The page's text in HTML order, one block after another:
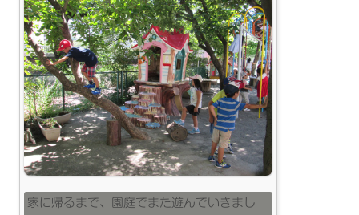
家に帰るまで、園庭でまた遊んでいきまし